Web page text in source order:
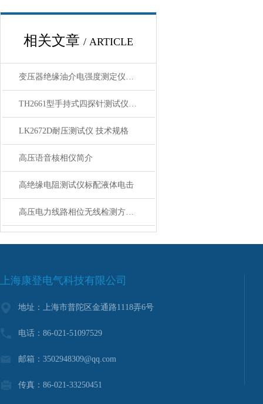
相关文章 / ARTICLE
变压器绝缘油介电强度测定仪适用范围的产品特点技术参数
TH2661型手持式四探针测试仪性能特点技术参数
LK2672D耐压测试仪 技术规格
高压语音核相仪简介
高绝缘电阻测试仪标配液体电击
高压电力线路相位无线检测方法的研究与实现
上海康登电气科技有限公司
地址：上海市普陀区金通路1118弄6号
电话：86-021-51097529
邮箱：3502948309@qq.com
传真：86-021-33250451